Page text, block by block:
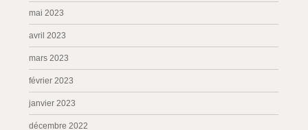
mai 2023
avril 2023
mars 2023
février 2023
janvier 2023
décembre 2022